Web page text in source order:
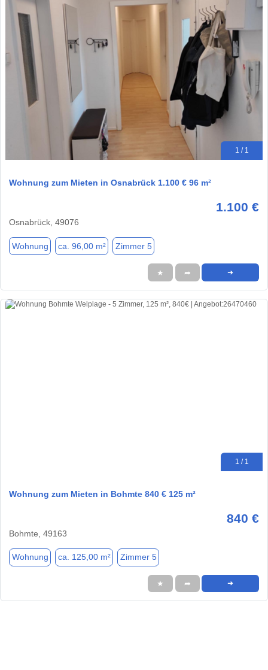
1 / 1
Wohnung zum Mieten in Osnabrück 1.100 € 96 m²
1.100 €
Osnabrück, 49076
Wohnung ca. 96,00 m² Zimmer 5
★ ➦ ➜
1 / 1
Wohnung zum Mieten in Bohmte 840 € 125 m²
840 €
Bohmte, 49163
Wohnung ca. 125,00 m² Zimmer 5
★ ➦ ➜